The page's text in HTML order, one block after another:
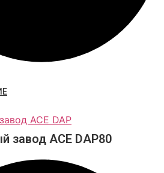
завод ACE DAP80